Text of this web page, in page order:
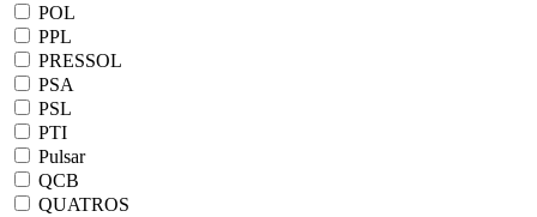
POL
PPL
PRESSOL
PSA
PSL
PTI
Pulsar
QCB
QUATROS